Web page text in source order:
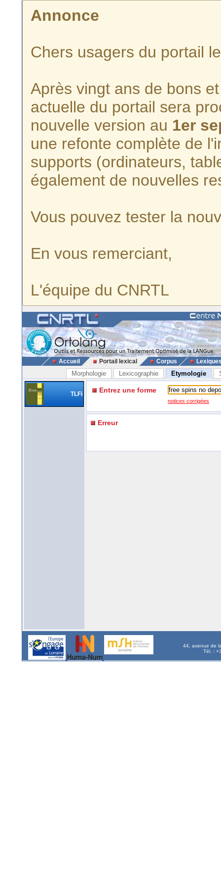
Annonce
Chers usagers du portail
Après vingt ans de bons
actuelle du portail sera
nouvelle version au 1er
une refonte complète de
supports (ordinateurs,
également de nouvelles
Vous pouvez tester la
En vous remerciant,
L'équipe du CNRTL
Accueil Portail lexical Corpus
Morphologie Lexicographie Etymologie
TLFi Entrez une forme
notices corrigées
Erreur
44, avenue de
Tél. :